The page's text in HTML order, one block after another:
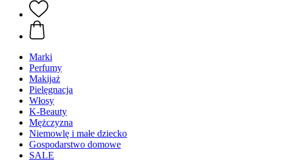
Marki
Perfumy
Makijaż
Pielęgnacja
Włosy
K-Beauty
Mężczyzna
Niemowlę i małe dziecko
Gospodarstwo domowe
SALE